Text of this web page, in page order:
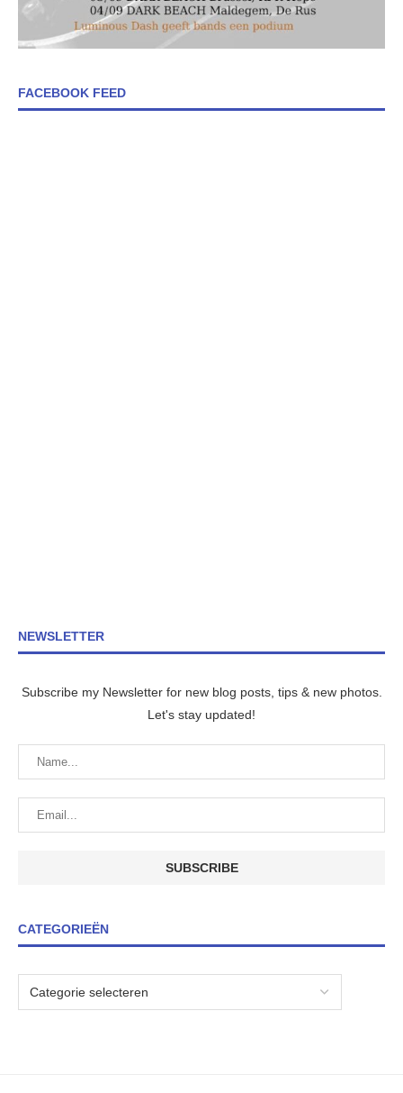
FACEBOOK FEED
NEWSLETTER
Subscribe my Newsletter for new blog posts, tips & new photos.
Let's stay updated!
CATEGORIEËN